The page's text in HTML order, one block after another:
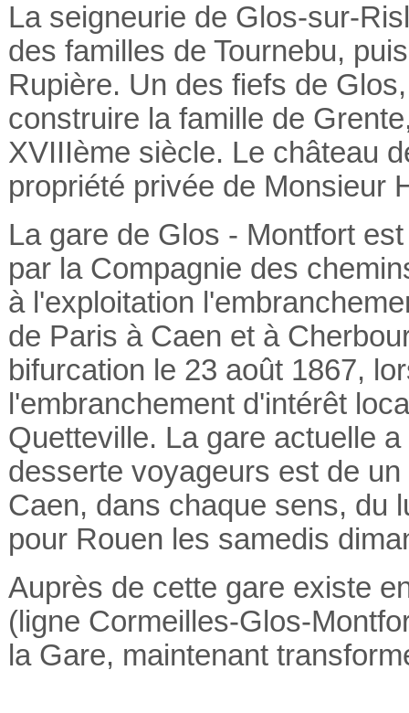
La seigneurie de Glos-sur-
des familles de Tournebu,
Rupière. Un des fiefs de
construire la famille de
XVIIIème siècle. Le château
propriété privée de Monsieur
La gare de Glos - Montfort
par la Compagnie des
à l'exploitation l'
de Paris à Caen et à
bifurcation le 23 août 1867,
l'embranchement d'intérêt
Quetteville. La gare actuelle
desserte voyageurs est de
Caen, dans chaque sens, du
pour Rouen les samedis
Auprès de cette gare existe
(ligne Cormeilles-Glos-
la Gare, maintenant